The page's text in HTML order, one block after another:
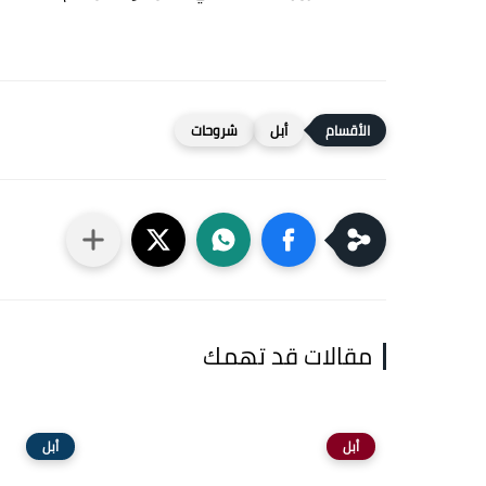
أبل شروحات
مقالات قد تهمك
أبل أبل